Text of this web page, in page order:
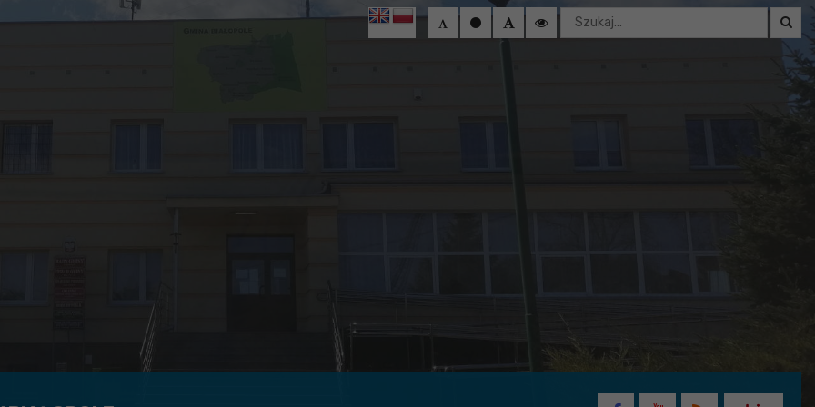
Wyszukaj